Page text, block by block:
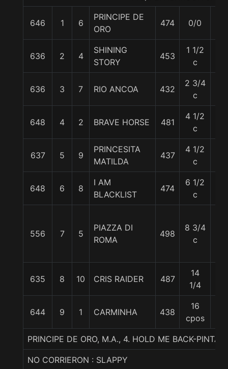
646 1 6
PRINCIPE DE
ORO
474 0/0
636 2 4
SHINING
STORY
453
1 1/2
c
636 3 7 RIO ANCOA 432
2 3/4
c
648 4 2 BRAVE HORSE 481
4 1/2
c
637 5 9
PRINCESITA
MATILDA
437
4 1/2
c
648 6 8
I AM
BLACKLIST
474
6 1/2
c
556 7 5
PIAZZA DI
ROMA
498
8 3/4
c
635 8 10 CRIS RAIDER 487
14
1/4
644 9 1 CARMINHA 438
16
cpos
PRINCIPE DE ORO, M.A., 4. HOLD ME BACK-PINTA
NO CORRIERON : SLAPPY